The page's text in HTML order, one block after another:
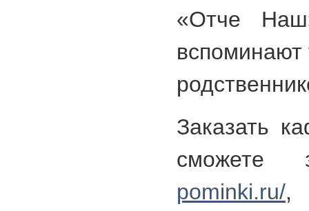
«Отче
Заказать
pominki.ru/,